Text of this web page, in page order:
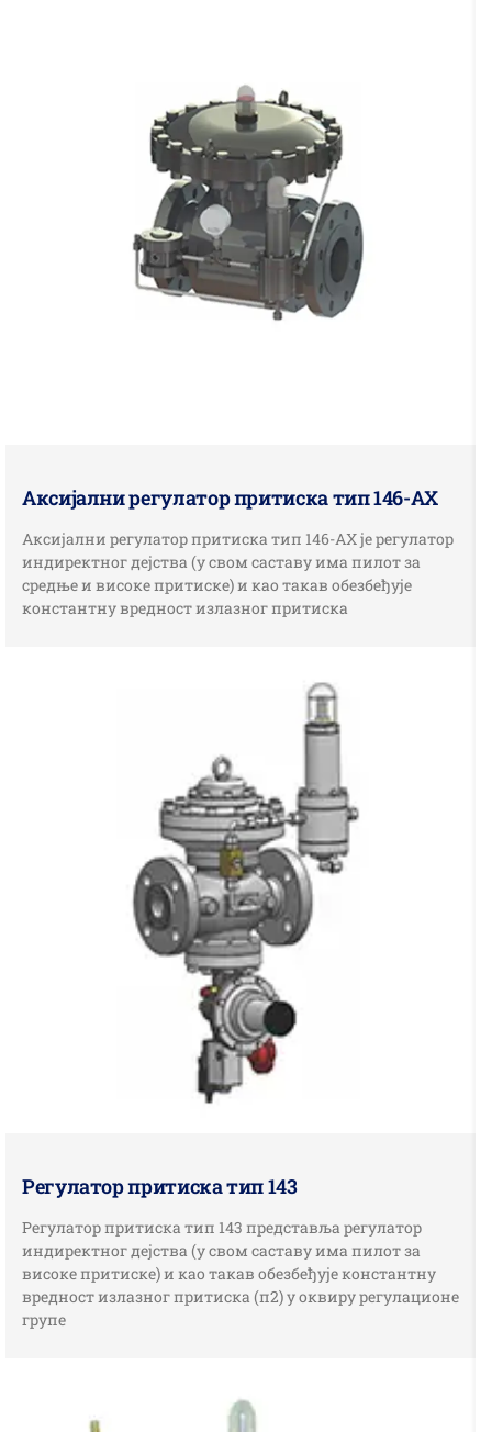
Аксијални регулатор притиска тип 146-АX
Аксијални регулатор притиска тип 146-АX је регулатор
индиректног дејства (у свом саставу има пилот за
средње и високе притиске) и као такав обезбеђује
константну вредност излазног притиска
Регулатор притиска тип 143
Регулатор притиска тип 143 представља регулатор
индиректног дејства (у свом саставу има пилот за
високе притиске) и као такав обезбеђује константну
вредност излазног притиска (п2) у оквиру регулационе
групе